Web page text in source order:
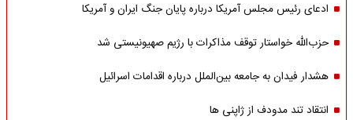
ادعای رئیس مجلس آمریکا درباره پایان جنگ ایران و آمریکا
حزب‌الله خواستار توقف مذاکرات با رژیم صهیونیستی شد
هشدار فیدان به جامعه بین‌الملل درباره اقدامات اسرائیل
انتقاد تند مدودف از ژاپنی ها